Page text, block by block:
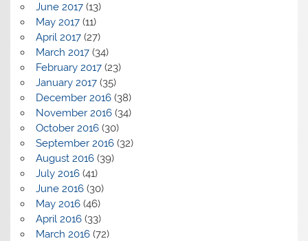
June 2017(13)
May 2017(11)
April 2017(27)
March 2017(34)
February 2017(23)
January 2017(35)
December 2016(38)
November 2016(34)
October 2016(30)
September 2016(32)
August 2016(39)
July 2016(41)
June 2016(30)
May 2016(46)
April 2016(33)
March 2016(72)